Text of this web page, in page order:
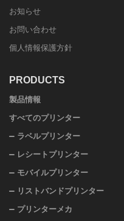
お知らせ
お問い合わせ
個人情報保護方針
PRODUCTS
製品情報
すべてのプリンター
ラベルプリンター
レシートプリンター
モバイルプリンター
リストバンドプリンター
プリンターメカ